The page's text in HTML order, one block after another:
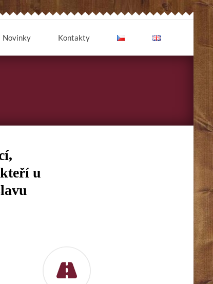
Novinky Kontakty
u